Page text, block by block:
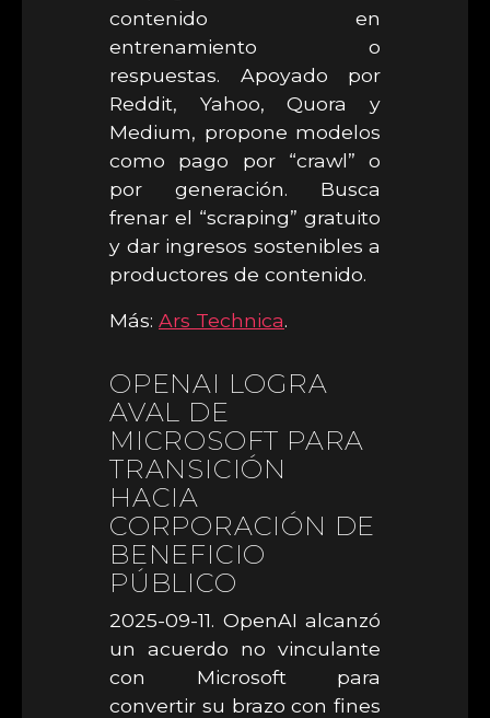
contenido en
entrenamiento o
respuestas. Apoyado por
Reddit, Yahoo, Quora y
Medium, propone modelos
como pago por “crawl” o
por generación. Busca
frenar el “scraping” gratuito
y dar ingresos sostenibles a
productores de contenido.
Más: Ars Technica.
OPENAI LOGRA
AVAL DE
MICROSOFT PARA
TRANSICIÓN
HACIA
CORPORACIÓN DE
BENEFICIO
PÚBLICO
2025-09-11. OpenAI alcanzó
un acuerdo no vinculante
con Microsoft para
convertir su brazo con fines